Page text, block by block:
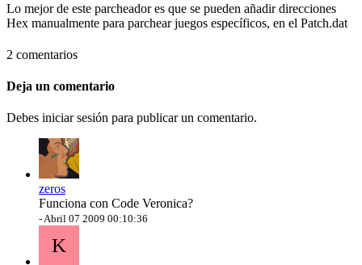
Lo mejor de este parcheador es que se pueden añadir direcciones
Hex manualmente para parchear juegos específicos, en el Patch.dat
2 comentarios
Deja un comentario
Debes iniciar sesión para publicar un comentario.
zeros
Funciona con Code Veronica?
-Abril 07 2009 00:10:36
K